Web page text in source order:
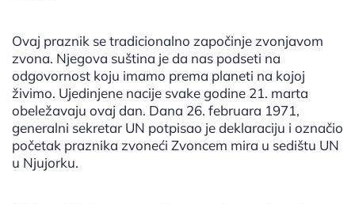
Ovaj praznik se tradicionalno započinje zvonjavom
zvona. Njegova suština je da nas podseti na
odgovornost koju imamo prema planeti na kojoj
živimo. Ujedinjene nacije svake godine 21. marta
obeležavaju ovaj dan. Dana 26. februara 1971,
generalni sekretar UN potpisao je deklaraciju i označio
početak praznika zvoneći Zvoncem mira u sedištu UN
u Njujorku.